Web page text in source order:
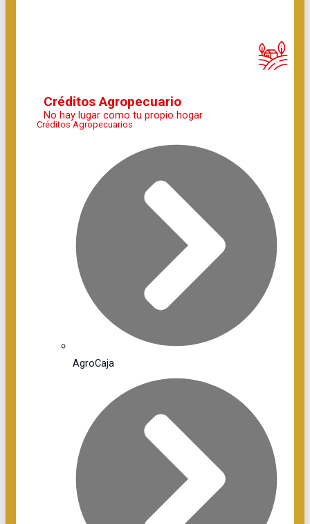
Créditos Agropecuario
No hay lugar como tu propio hogar
Créditos Agropecuarios
AgroCaja